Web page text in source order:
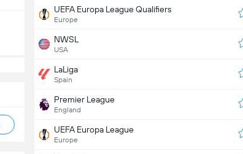
UEFA Europa League Qualifiers
Europe
NWSL
USA
LaLiga
Spain
Premier League
England
UEFA Europa League
Europe